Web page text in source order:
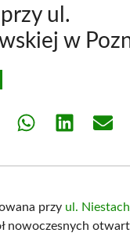
ul.
w
Share Share Share
przy ul.
nowoczesnych